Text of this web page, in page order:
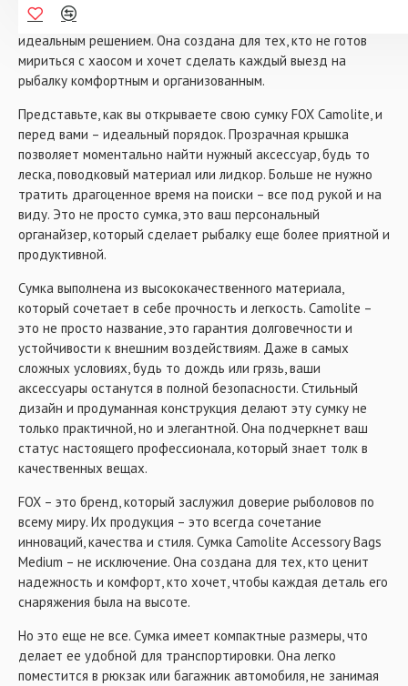
а мелкие детали теряются, эта сумка станет вашим
идеальным решением. Она создана для тех, кто не готов
мириться с хаосом и хочет сделать каждый выезд на
рыбалку комфортным и организованным.
Представьте, как вы открываете свою сумку FOX Camolite, и
перед вами – идеальный порядок. Прозрачная крышка
позволяет моментально найти нужный аксессуар, будь то
леска, поводковый материал или лидкор. Больше не нужно
тратить драгоценное время на поиски – все под рукой и на
виду. Это не просто сумка, это ваш персональный
органайзер, который сделает рыбалку еще более приятной и
продуктивной.
Сумка выполнена из высококачественного материала,
который сочетает в себе прочность и легкость. Camolite –
это не просто название, это гарантия долговечности и
устойчивости к внешним воздействиям. Даже в самых
сложных условиях, будь то дождь или грязь, ваши
аксессуары останутся в полной безопасности. Стильный
дизайн и продуманная конструкция делают эту сумку не
только практичной, но и элегантной. Она подчеркнет ваш
статус настоящего профессионала, который знает толк в
качественных вещах.
FOX – это бренд, который заслужил доверие рыболовов по
всему миру. Их продукция – это всегда сочетание
инноваций, качества и стиля. Сумка Camolite Accessory Bags
Medium – не исключение. Она создана для тех, кто ценит
надежность и комфорт, кто хочет, чтобы каждая деталь его
снаряжения была на высоте.
Но это еще не все. Сумка имеет компактные размеры, что
делает ее удобной для транспортировки. Она легко
поместится в рюкзак или багажник автомобиля, не занимая